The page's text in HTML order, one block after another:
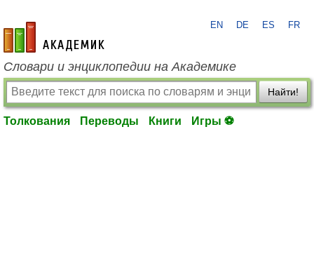
academic.ru
EN DE ES FR
Словари и энциклопедии на Академике
Найти!
Толкования Переводы Книги Игры ⚽